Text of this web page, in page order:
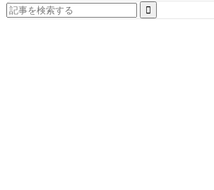
Search
for: